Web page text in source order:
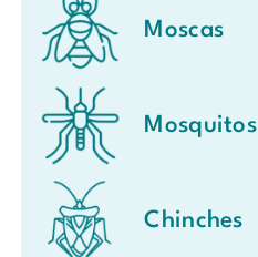
Moscas
Mosquitos
Chinches